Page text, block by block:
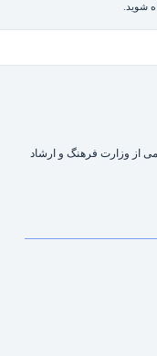
شوید.
از وزارت فرهنگ و ارشاد